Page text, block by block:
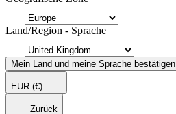
Land/Region - Sprache
Mein Land und meine Sprache bestätigen
EUR (€)
Zurück